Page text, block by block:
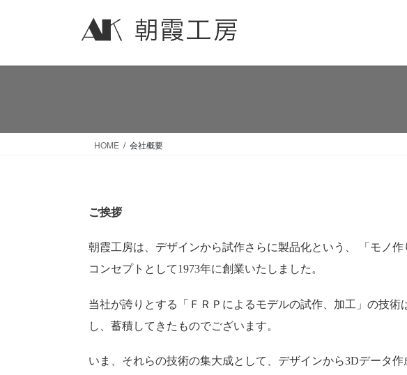
HOME 会社概要
ご挨拶
朝霞工房は、デザインから試作さらに製品化という、 「モノ
コンセプトとして1973年に創業いたしました。
当社が誇りとする「ＦＲＰによるモデルの試作、加工」の技術
し、蓄積してきたものでございます。
いま、それらの技術の集大成として、デザインから3Dデータ